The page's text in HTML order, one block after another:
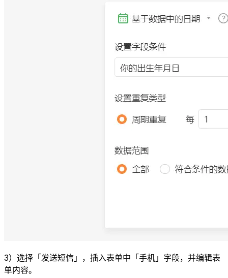
3）选择「发送短信」，插入表单中「手机」字段，并编辑表
单内容。